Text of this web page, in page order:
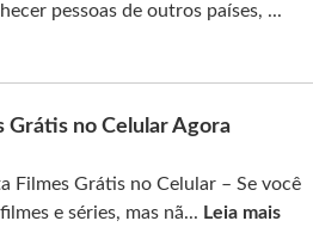
pessoas de outros países, ...
Grátis no Celular Agora
Filmes Grátis no Celular – Se você
e séries, mas nã... Leia mais